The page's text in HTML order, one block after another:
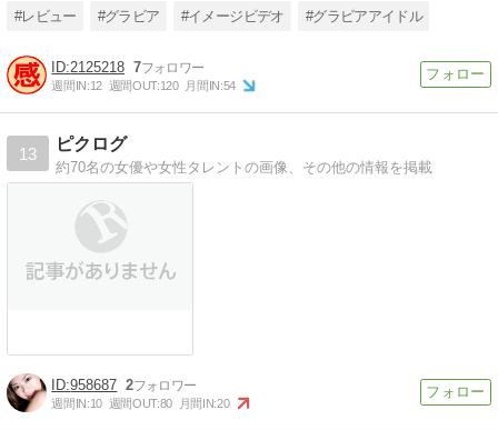
#レビュー #グラビア #イメージビデオ #グラビアアイドル
2125218 7
週間IN:12 週間OUT:120 月間IN:54
13
ピクログ
約70名の女優や女性タレントの画像、その他の情報を掲載
958687 2
週間IN:10 週間OUT:80 月間IN:20